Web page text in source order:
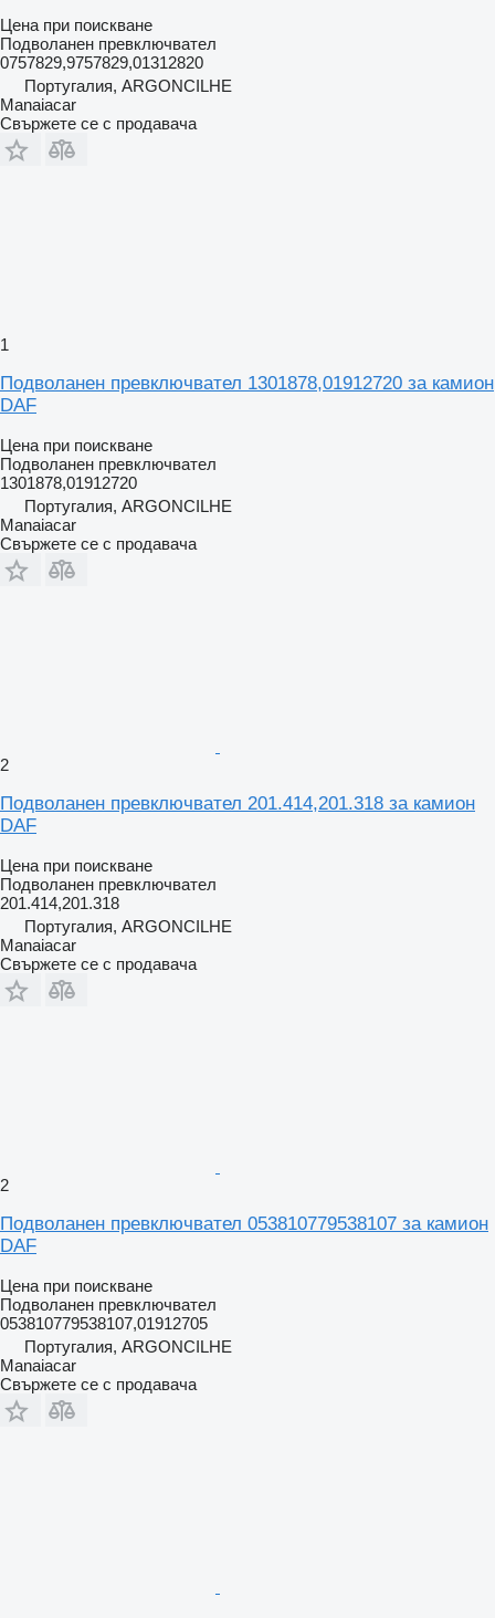
Цена при поискване
Подволанен превключвател
0757829,9757829,01312820
Португалия, ARGONCILHE
Manaiacar
Свържете се с продавача
1
Подволанен превключвател 1301878,01912720 за камион
DAF
Цена при поискване
Подволанен превключвател
1301878,01912720
Португалия, ARGONCILHE
Manaiacar
Свържете се с продавача
2
Подволанен превключвател 201.414,201.318 за камион
DAF
Цена при поискване
Подволанен превключвател
201.414,201.318
Португалия, ARGONCILHE
Manaiacar
Свържете се с продавача
2
Подволанен превключвател 053810779538107 за камион
DAF
Цена при поискване
Подволанен превключвател
053810779538107,01912705
Португалия, ARGONCILHE
Manaiacar
Свържете се с продавача